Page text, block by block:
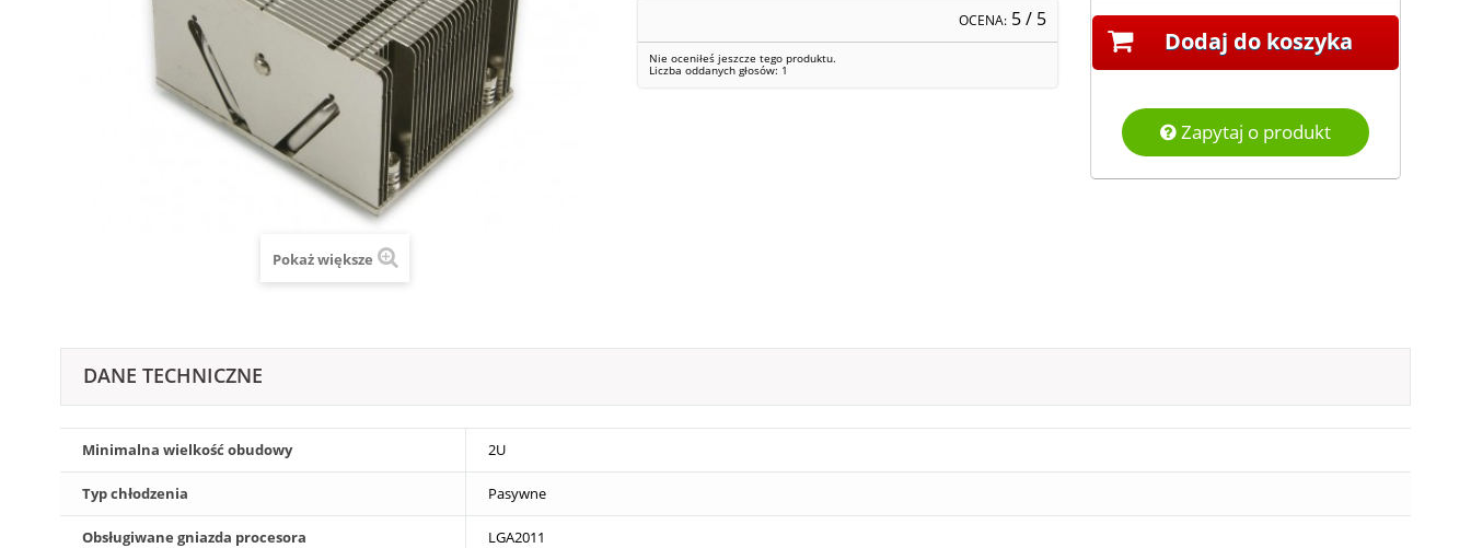
Pokaż większe
OCENA: 5/ 5
Nie oceniłeś jeszcze tego produktu.
Liczba oddanych głosów: 1
Dodaj do koszyka
Zapytaj o produkt
DANE TECHNICZNE
Minimalna wielkość obudowy 2U
Typ chłodzenia Pasywne
Obsługiwane gniazda procesora LGA2011